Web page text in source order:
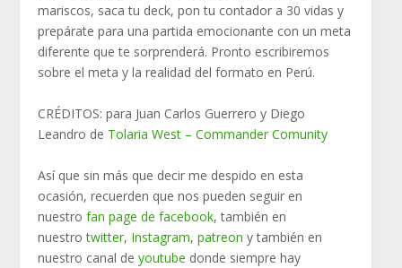
mariscos, saca tu deck, pon tu contador a 30 vidas y
prepárate para una partida emocionante con un meta
diferente que te sorprenderá. Pronto escribiremos
sobre el meta y la realidad del formato en Perú.
CRÉDITOS: para Juan Carlos Guerrero y Diego
Leandro de Tolaria West – Commander Comunity
Así que sin más que decir me despido en esta
ocasión, recuerden que nos pueden seguir en
nuestrofan page de facebook, también en
nuestrotwitter, Instagram,patreon y también en
nuestro canal deyoutube donde siempre hay